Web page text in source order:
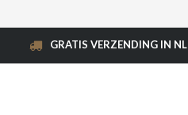
GRATIS VERZENDING IN NL